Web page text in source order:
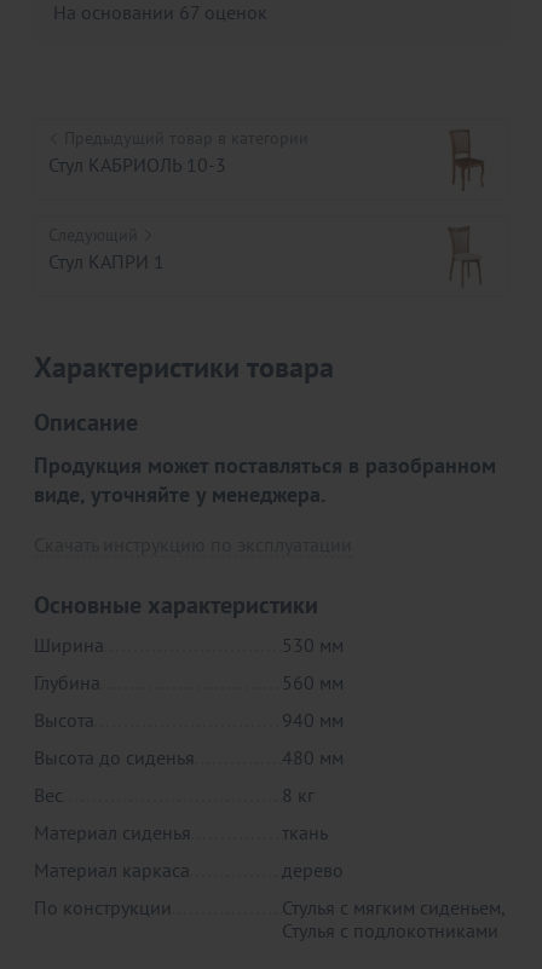
На основании 67 оценок
Стул КАБРИОЛЬ 10-3
Стул КАПРИ 1
Характеристики товара
Описание
Продукция может поставляться в разобранном
виде, уточняйте у менеджера.
Основные характеристики
Ширина
530 мм
Глубина
560 мм
Высота
940 мм
Высота до сиденья
480 мм
Вес
8 кг
Материал сиденья
ткань
Материал каркаса
дерево
По конструкции
Стулья с мягким сиденьем,
Стулья с подлокотниками
Товар в корзине
В корзине